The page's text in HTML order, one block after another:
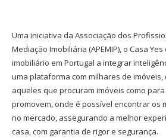
Uma iniciativa da Associação dos
Mediação Imobiliária (APEMIP), o Casa
imobiliário em Portugal a integrar
uma plataforma com milhares de
aqueles que procuram imóveis como
promovem, onde é possível encontrar os
no mercado, assegurando a melhor
casa, com garantia de rigor e segurança.